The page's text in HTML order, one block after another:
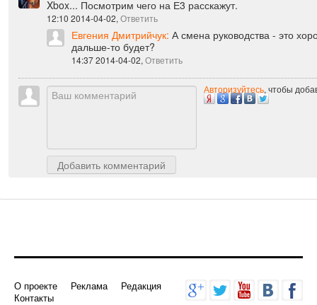
Xbox... Посмотрим чего на Е3 расскажут.
12:10 2014-04-02, Ответить
Евгения Дмитрийчук: А смена руководства - это
дальше-то будет?
14:37 2014-04-02, Ответить
Добавить комментарий
Авторизуйтесь, чтобы
О проекте Реклама
Редакция
Контакты